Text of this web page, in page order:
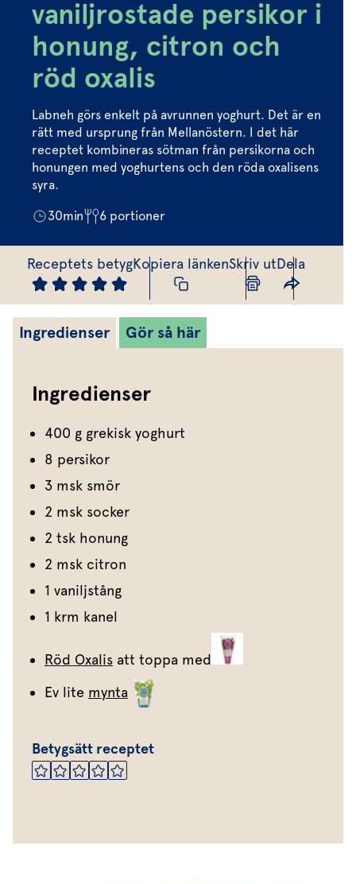
Dressing
Vinägrett
Örtolja
Marinad
Kryddsmör
Oregano
Vårt sortiment
Våra färska örter
För restaurang &
Fixa vinägretten
Dressingen gör salladen
vaniljrostade persikor i
honung, citron och
röd oxalis
Labneh görs enkelt på avrunnen yoghurt. Det är en
rätt med ursprung från Mellanöstern. I det här
receptet kombineras sötman från persikorna och
honungen med yoghurtens och den röda oxalisens
syra.
30min 6 portioner
Receptets betygKopiera länkenSkriv utDela
Ingredienser Gör så här
Ingredienser
400 g grekisk yoghurt
8 persikor
3 msk smör
2 msk socker
2 tsk honung
2 msk citron
1 vaniljstång
1 krm kanel
Röd Oxalis att toppa med
Ev lite mynta
Betygsätt receptet